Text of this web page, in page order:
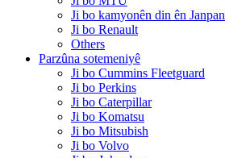
Ji bo kamyonên din ên Janpan
Ji bo Renault
Others
Parzûna sotemeniyê
Ji bo Cummins Fleetguard
Ji bo Perkins
Ji bo Caterpillar
Ji bo Komatsu
Ji bo Mitsubish
Ji bo Volvo